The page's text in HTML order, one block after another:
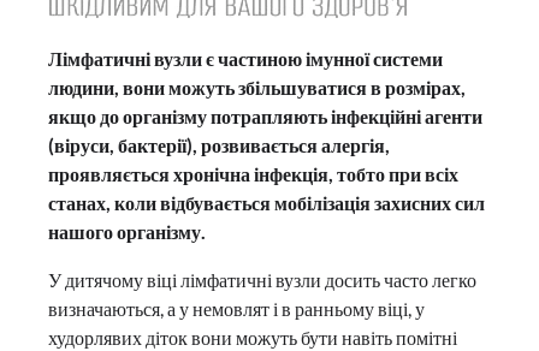
Лімфатичні вузли є частиною імунної системи
людини, вони можуть збільшуватися в розмірах,
якщо до організму потрапляють інфекційні агенти
(віруси, бактерії), розвивається алергія,
проявляється хронічна інфекція, тобто при всіх
станах, коли відбувається мобілізація захисних сил
нашого організму.
У дитячому віці лімфатичні вузли досить часто легко
визначаються, а у немовлят і в ранньому віці, у
худорлявих діток вони можуть бути навіть помітні